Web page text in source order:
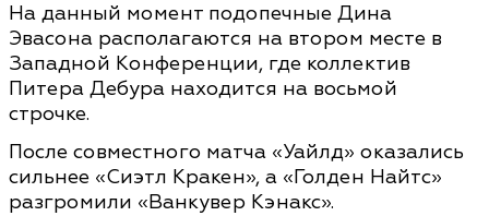
На данный момент подопечные Дина
Эвасона располагаются на втором месте в
Западной Конференции, где коллектив
Питера Дебура находится на восьмой
строчке.
После совместного матча «Уайлд» оказались
сильнее «Сиэтл Кракен», а «Голден Найтс»
разгромили «Ванкувер Кэнакс».